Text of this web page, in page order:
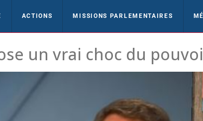
ACTIONS MISSIONS PARLEMENTAIRES
un vrai choc du